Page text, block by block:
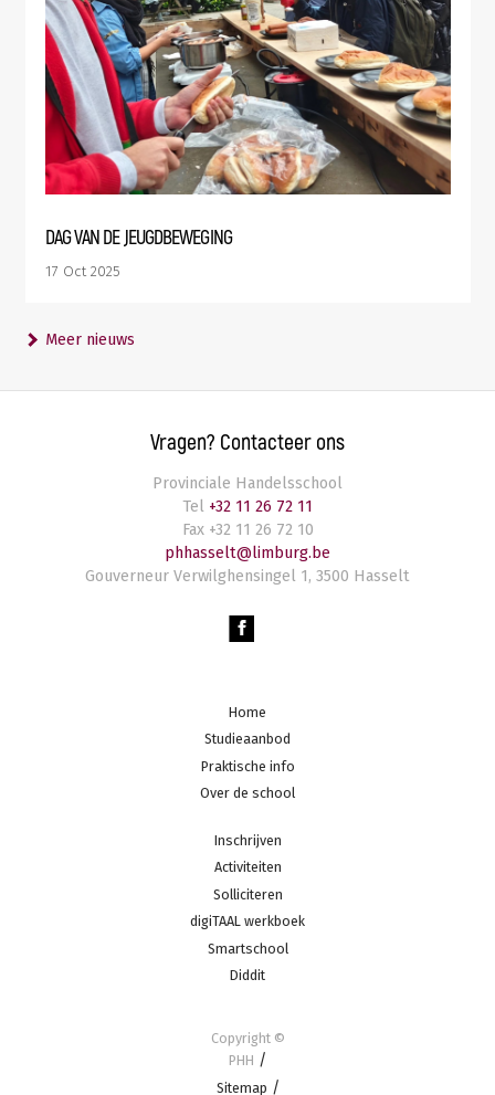
DAG VAN DE JEUGDBEWEGING
17 Oct 2025
Meer nieuws
Vragen? Contacteer ons
Provinciale Handelsschool
Tel +32 11 26 72 11
Fax+32 11 26 72 10
phhasselt@limburg.be
Gouverneur Verwilghensingel 1, 3500 Hasselt
Home
Studieaanbod
Praktische info
Over de school
Inschrijven
Activiteiten
Solliciteren
digiTAAL werkboek
Smartschool
Diddit
Copyright ©
PHH
Sitemap